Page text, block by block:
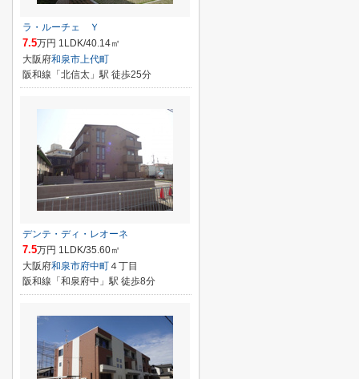
ラ・ルーチェ Ｙ
7.5万円 1LDK/40.14㎡
大阪府和泉市上代町
阪和線「北信太」駅 徒歩25分
デンテ・ディ・レオーネ
7.5万円 1LDK/35.60㎡
大阪府和泉市府中町４丁目
阪和線「和泉府中」駅 徒歩8分